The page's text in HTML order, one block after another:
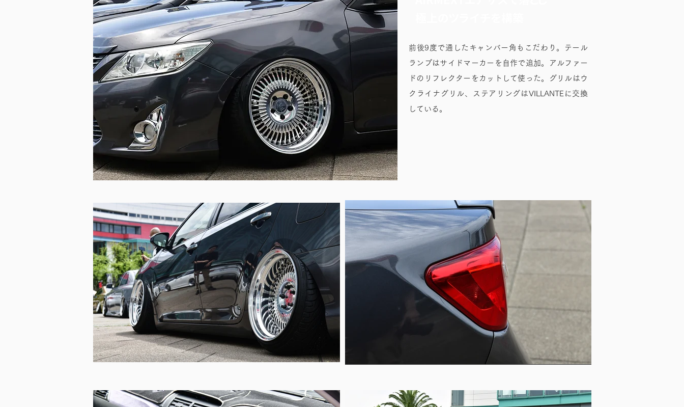
前後9度で通したキャンバー角もこだわり。テール
ランプはサイドマーカーを自作で追加。アルファー
ドのリフレクターをカットして使った。グリルはウ
クライナグリル、ステアリングはVILLANTEに交換
している。